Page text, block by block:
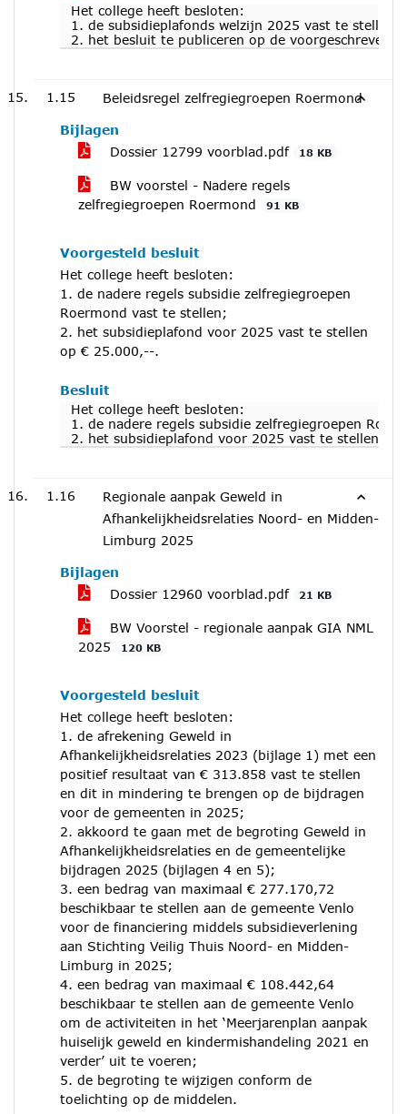
Het college heeft besloten:
1. de subsidieplafonds welzijn 2025 vast te stellen
2. het besluit te publiceren op de voorgeschreven
1.15 Beleidsregel zelfregiegroepen Roermond
Bijlagen
Dossier 12799 voorblad.pdf
18 KB
BW voorstel - Nadere regels
zelfregiegroepen Roermond
91 KB
Voorgesteld besluit
Het college heeft besloten:
1. de nadere regels subsidie zelfregiegroepen
Roermond vast te stellen;
2. het subsidieplafond voor 2025 vast te stellen
op € 25.000,--.
Besluit
Het college heeft besloten:
1. de nadere regels subsidie zelfregiegroepen
2. het subsidieplafond voor 2025 vast te stellen op
1.16
Regionale aanpak Geweld in
Afhankelijkheidsrelaties Noord- en Midden-
Limburg 2025
Bijlagen
Dossier 12960 voorblad.pdf
21 KB
BW Voorstel - regionale aanpak GIA NML
2025
120 KB
Voorgesteld besluit
Het college heeft besloten:
1. de afrekening Geweld in
Afhankelijkheidsrelaties 2023 (bijlage 1) met een
positief resultaat van € 313.858 vast te stellen
en dit in mindering te brengen op de bijdragen
voor de gemeenten in 2025;
2. akkoord te gaan met de begroting Geweld in
Afhankelijkheidsrelaties en de gemeentelijke
bijdragen 2025 (bijlagen 4 en 5);
3. een bedrag van maximaal € 277.170,72
beschikbaar te stellen aan de gemeente Venlo
voor de financiering middels subsidieverlening
aan Stichting Veilig Thuis Noord- en Midden-
Limburg in 2025;
4. een bedrag van maximaal € 108.442,64
beschikbaar te stellen aan de gemeente Venlo
om de activiteiten in het ‘Meerjarenplan aanpak
huiselijk geweld en kindermishandeling 2021 en
verder’ uit te voeren;
5. de begroting te wijzigen conform de
toelichting op de middelen.